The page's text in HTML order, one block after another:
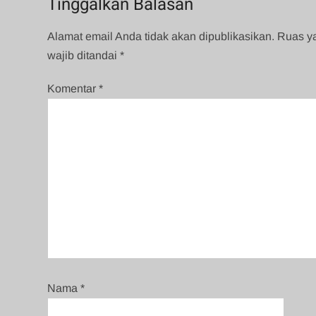
Alamat email Anda tidak akan dipublikasikan. Ruas
wajib ditandai*
Komentar*
Nama*